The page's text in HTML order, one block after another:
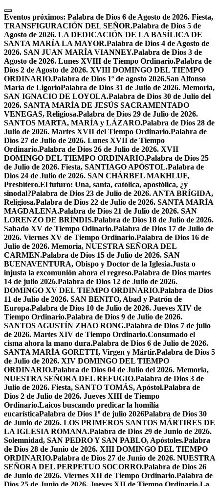
Skip
to
content
Eventos próximos: Palabra de Dios 6 de Agosto de 2026. Fiesta,
TRANSFIGURACIÓN DEL SEÑOR.Palabra de Dios 5 de
Agosto de 2026. LA DEDICACIÓN DE LA BASÍLICA DE
SANTA MARÍA LA MAYOR.Palabra de Dios 4 de Agosto de
2026. SAN JUAN MARÍA VIANNEY.Palabra de Dios 3 de
Agosto de 2026. Lunes XVIII de Tiempo Ordinario.Palabra de
Dios 2 de Agosto de 2026. XVIII DOMINGO DEL TIEMPO
ORDINARIO.Palabra de Dios 1º de agosto 2026.San Alfonso
María de LigorioPalabra de Dios 31 de Julio de 2026. Memoria,
SAN IGNACIO DE LOYOLA.Palabra de Dios 30 de Julio del
2026. SANTA MARÍA DE JESÚS SACRAMENTADO
VENEGAS, Religiosa.Palabra de Dios 29 de Julio de 2026.
SANTOS MARTA, MARÍA y LÁZARO.Palabra de Dios 28 de
Julio de 2026. Martes XVII del Tiempo Ordinario.Palabra de
Dios 27 de Julio de 2026. Lunes XVII de Tiempo
Ordinario.Palabra de Dios 26 de Julio de 2026. XVII
DOMINGO DEL TIEMPO ORDINARIO.Palabra de Dios 25
de Julio de 2026. Fiesta, SANTIAGO APÓSTOL.Palabra de
Dios 24 de Julio de 2026. SAN CHÁRBEL MAKHLUF,
Presbítero.El futuro: Una, santa, católica, apostólica, ¿y
sinodal?Palabra de Dios 23 de Julio de 2026. ANTA BRÍGIDA,
Religiosa.Palabra de Dios 22 de Julio de 2026. SANTA MARÍA
MAGDALENA.Palabra de Dios 21 de Julio de 2026. SAN
LORENZO DE BRÍNDIS.Palabra de Dios 18 de Julio de 2026.
Sabado XV de Tiempo Odinario.Palabra de Dios 17 de Julio de
2026. Viernes XV de Tiempo Ordinario.Palabra de Dios 16 de
Julio de 2026. Memoria, NUESTRA SEÑORA DEL
CARMEN.Palabra de Dios 15 de Julio de 2026. SAN
BUENAVENTURA, Obispo y Doctor de la Iglesia.Justa o
injusta la excomunión ahora el regreso.Palabra de Dios martes
14 de julio 2026.Palabra de Dios 12 de Julio de 2026.
DOMINGO XV DEL TIEMPO ORDINARIO.Palabra de Dios
11 de Julio de 2026. SAN BENITO, Abad y Patrón de
Europa.Palabra de Dios 10 de Julio de 2026. Jueves XIV de
Tiempo Ordinario.Palabra de Dios 9 de Julio de 2026.
SANTOS AGUSTÍN ZHAO RONG.Palabra de Dios 7 de julio
de 2026. Martes XIV de Tiempo Ordinario.Consumado el
cisma ahora la mano dura.Palabra de Dios 6 de Julio de 2026.
SANTA MARÍA GORETTI, Virgen y Mártir.Palabra de Dios 5
de Julio de 2026. XIV DOMINGO DEL TIEMPO
ORDINARIO.Palabra de Dios 04 de Julio del 2026. Memoria,
NUESTRA SEÑORA DEL REFUGIO.Palabra de Dios 3 de
Julio de 2026. Fiesta, SANTO TOMÁS, Apóstol.Palabra de
Dios 2 de Julio de 2026. Jueves XIII de Tiempo
Ordinario.Laicos buscando predicar la homilía
eucarísticaPalabra de Dios 1º de julio 2026Palabra de Dios 30
de Junio de 2026. LOS PRIMEROS SANTOS MÁRTIRES DE
LA IGLESIA ROMANA.Palabra de Dios 29 de Junio de 2026.
Solemnidad, SAN PEDRO Y SAN PABLO, Apóstoles.Palabra
de Dios 28 de Junio de 2026. XIII DOMINGO DEL TIEMPO
ORDINARIO.Palabra de Dios 27 de Junio de 2026. NUESTRA
SEÑORA DEL PERPETUO SOCORRO.Palabra de Dios 26
de Junio de 2026. Viernes XII de Tiempo Ordinario.Palabra de
Dios 25 de Junio de 2026. Jueves XII de Tiempo Ordinario.La